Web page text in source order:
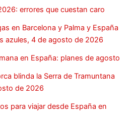
errores que cuestan caro
en Barcelona y Palma y España
azules, 4 de agosto de 2026
en España: planes de agosto
blinda la Serra de Tramuntana
de 2026
para viajar desde España en